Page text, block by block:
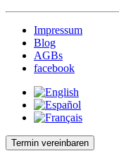
Impressum
Blog
AGBs
facebook
Termin vereinbaren